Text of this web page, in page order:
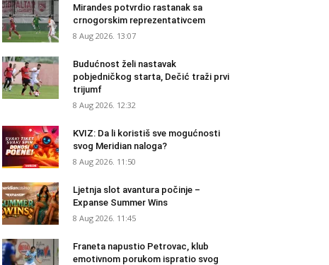
Mirandes potvrdio rastanak sa
crnogorskim reprezentativcem
8 Aug 2026. 13:07
Budućnost želi nastavak
pobjedničkog starta, Dečić traži prvi
trijumf
8 Aug 2026. 12:32
KVIZ: Da li koristiš sve mogućnosti
svog Meridian naloga?
8 Aug 2026. 11:50
Ljetnja slot avantura počinje –
Expanse Summer Wins
8 Aug 2026. 11:45
Franeta napustio Petrovac, klub
emotivnom porukom ispratio svog